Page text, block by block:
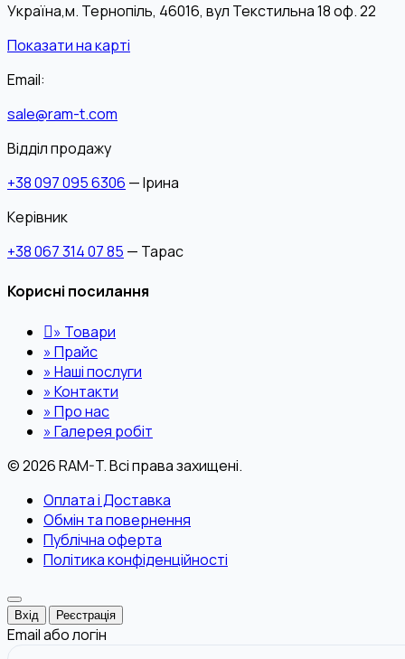
Україна,м. Тернопіль, 46016, вул Текстильна 18 оф. 22
Показати на карті
Email:
sale@ram-t.com
Відділ продажу
+38 097 095 6306 — Ірина
Керівник
+38 067 314 07 85 — Тарас
Корисні посилання
» Товари
»Прайс
»Наші послуги
»Контакти
»Про нас
»Галерея робіт
© 2026 RAM-T. Всі права захищені.
Оплата і Доставка
Обмін та повернення
Публічна оферта
Політика конфіденційності
Вхід Реєстрація
Email або логін